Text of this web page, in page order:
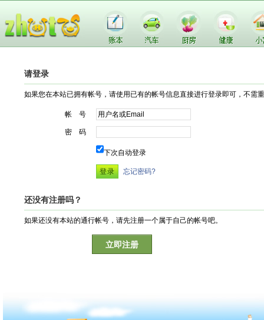
请登录
如果您在本站已拥有帐号，请使用已有的帐号信息直接进行登录即可，不需
帐 号
密 码
下次自动登录
忘记密码?
还没有注册吗？
如果还没有本站的通行帐号，请先注册一个属于自己的帐号吧。
立即注册